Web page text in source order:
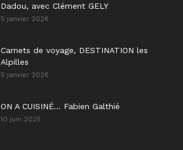
Dadou, avec Clément GELY
5 janvier 2026
Carnets de voyage, DESTINATION les
Alpilles
5 janvier 2026
ON A CUISINÉ… Fabien Galthié
10 juin 2025